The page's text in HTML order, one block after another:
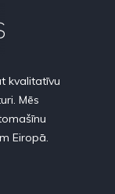
kvalitatīvu
Mēs
Eiropā.